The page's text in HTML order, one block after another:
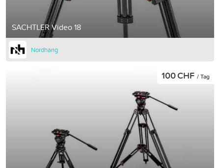
SACHTLER Video 18
Nordhang
100 CHF / Tag